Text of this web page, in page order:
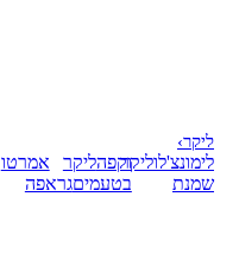
ליקר›
לימונצ'לוליקר
שמנת
וקפהליקר
בטעמיםגראפה
אמרטו